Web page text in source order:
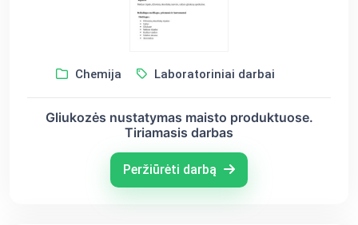
Chemija Laboratoriniai darbai
Gliukozės nustatymas maisto produktuose.
Tiriamasis darbas
Peržiūrėti darbą